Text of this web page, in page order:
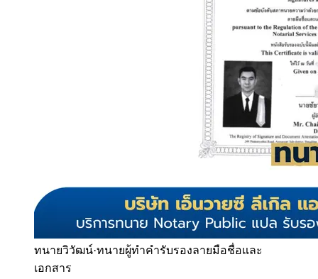
ทนายวิวัฒน์·ทนายผู้ทำคำรับรองลายมือชื่อและ
เอกสาร